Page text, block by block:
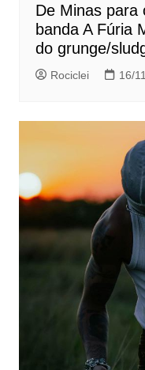
De Minas para
banda A Fúria
do grunge/
Rociclei 16/